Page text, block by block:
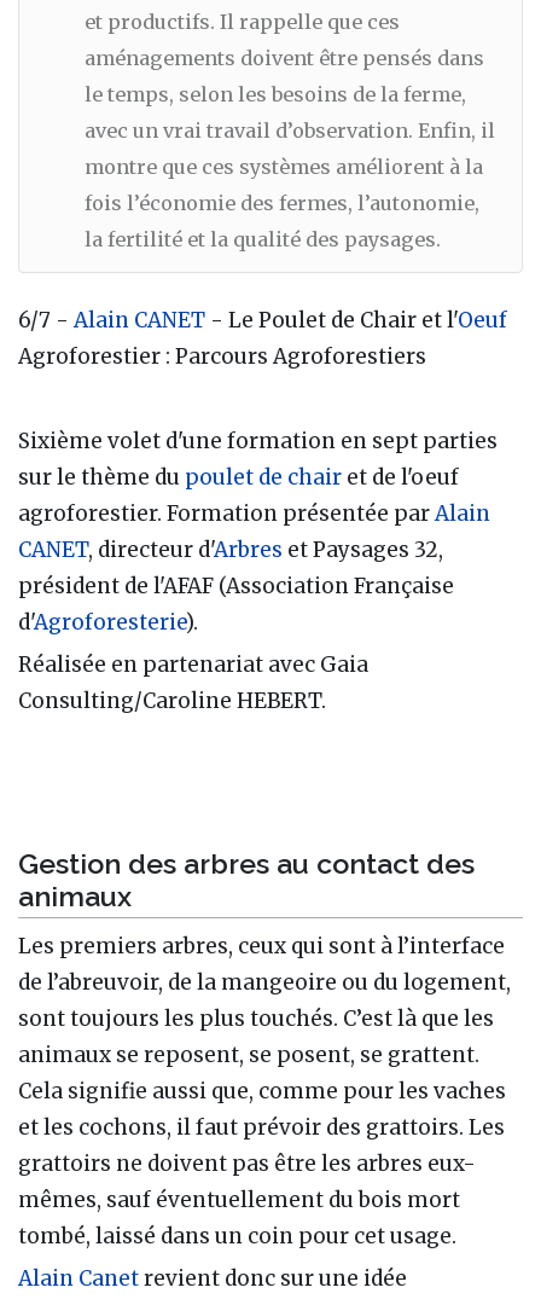
et productifs. Il rappelle que ces
aménagements doivent être pensés dans
le temps, selon les besoins de la ferme,
avec un vrai travail d’observation. Enfin, il
montre que ces systèmes améliorent à la
fois l’économie des fermes, l’autonomie,
la fertilité et la qualité des paysages.
6/7 -Alain CANET - Le Poulet de Chair et l'Oeuf
Agroforestier : Parcours Agroforestiers
Sixième volet d'une formation en sept parties
sur le thème du poulet de chair et de l'oeuf
agroforestier. Formation présentée parAlain
CANET, directeur d'Arbres et Paysages 32,
président de l'AFAF (Association Française
d'Agroforesterie).
Réalisée en partenariat avec Gaia
Consulting/Caroline HEBERT.
Gestion des arbres au contact des
animaux
Les premiers arbres, ceux qui sont à l’interface
de l’abreuvoir, de la mangeoire ou du logement,
sont toujours les plus touchés. C’est là que les
animaux se reposent, se posent, se grattent.
Cela signifie aussi que, comme pour les vaches
et les cochons, il faut prévoir des grattoirs. Les
grattoirs ne doivent pas être les arbres eux-
mêmes, sauf éventuellement du bois mort
tombé, laissé dans un coin pour cet usage.
Alain Canetrevient donc sur une idée